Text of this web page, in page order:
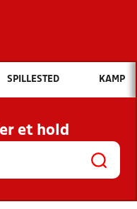
Hvad vil du søge efter?
OG NYHEDER
KLUBBER OG
SPILLESTED KAMP
et hold